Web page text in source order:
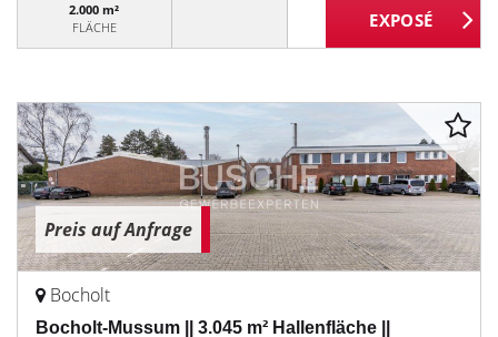
2.000 m²
FLÄCHE
Preis auf Anfrage
Bocholt
Bocholt-Mussum || 3.045 m² Hallenfläche ||